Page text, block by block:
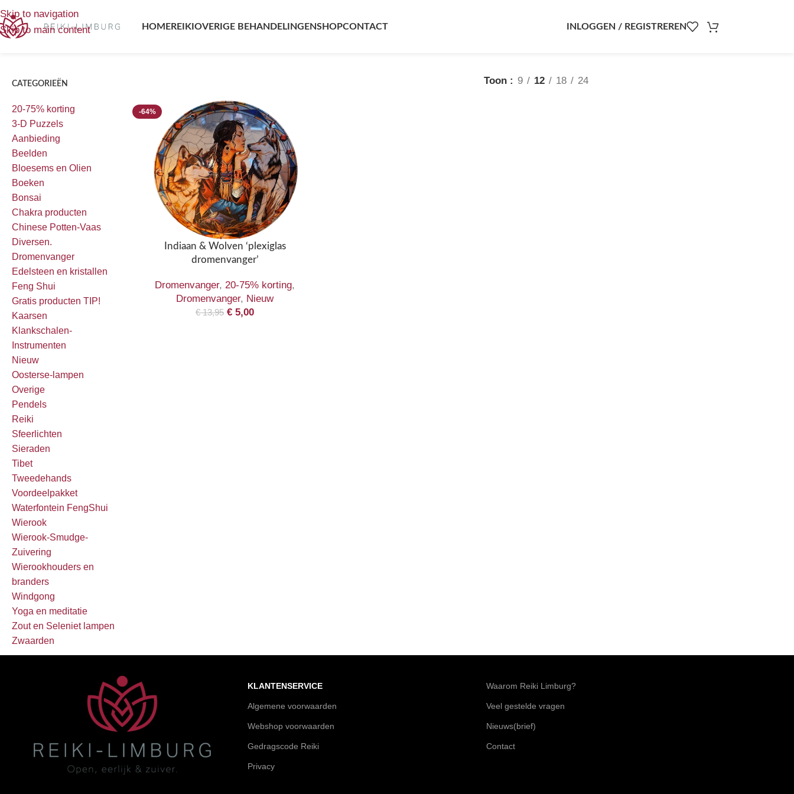
Skip to navigation
Skip to main content
HOMEREIKI OVERIGE BEHANDELINGENSHOPCONTACT INLOGGEN / REGISTREREN
CATEGORIEËN
20-75% korting
3-D Puzzels
Aanbieding
Beelden
Bloesems en Olien
Boeken
Bonsai
Chakra producten
Chinese Potten-Vaas
Diversen.
Dromenvanger
Edelsteen en kristallen
Feng Shui
Gratis producten TIP!
Kaarsen
Klankschalen-
Instrumenten
Nieuw
Oosterse-lampen
Overige
Pendels
Reiki
Sfeerlichten
Sieraden
Tibet
Tweedehands
Voordeelpakket
Waterfontein FengShui
Wierook
Wierook-Smudge-
Zuivering
Wierookhouders en
branders
Windgong
Yoga en meditatie
Zout en Seleniet lampen
Zwaarden
Toon 9 12 18 24
-64%
Indiaan & Wolven ‘plexiglas
dromenvanger’
Dromenvanger, 20-75% korting,
Dromenvanger, Nieuw
€13,95 € 5,00
KLANTENSERVICE
Algemene voorwaarden
Webshop voorwaarden
Gedragscode Reiki
Privacy
Waarom Reiki Limburg?
Veel gestelde vragen
Nieuws(brief)
Contact